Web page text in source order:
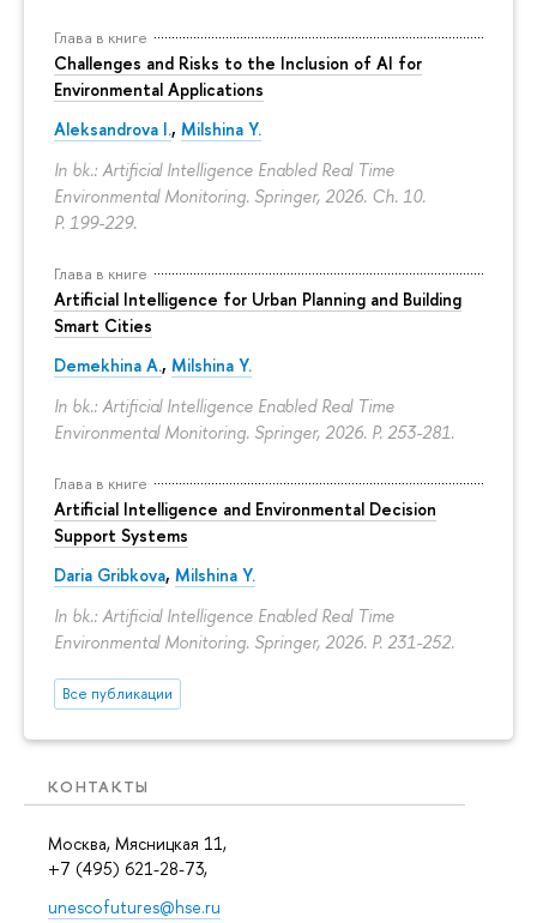
Глава в книге
Challenges and Risks to the Inclusion of AI for
Environmental Applications
Aleksandrova I., Milshina Y.
In bk.: Artificial Intelligence Enabled Real Time
Environmental Monitoring. Springer, 2026. Ch. 10.
P. 199-229.
Глава в книге
Artificial Intelligence for Urban Planning and Building
Smart Cities
Demekhina A., Milshina Y.
In bk.: Artificial Intelligence Enabled Real Time
Environmental Monitoring. Springer, 2026. P. 253-281.
Глава в книге
Artificial Intelligence and Environmental Decision
Support Systems
Daria Gribkova, Milshina Y.
In bk.: Artificial Intelligence Enabled Real Time
Environmental Monitoring. Springer, 2026. P. 231-252.
Все публикации
КОНТАКТЫ
Москва, Мясницкая 11,
+7 (495) 621-28-73,
unescofutures@hse.ru